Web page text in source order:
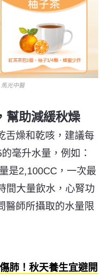
光中醫
幫助減緩秋燥
舌燥和乾咳，建議每
毫升水量，例如：
是2,100CC，一次最
間大量飲水，心腎功
醫師所攝取的水量限
肺！秋天養生宜避開